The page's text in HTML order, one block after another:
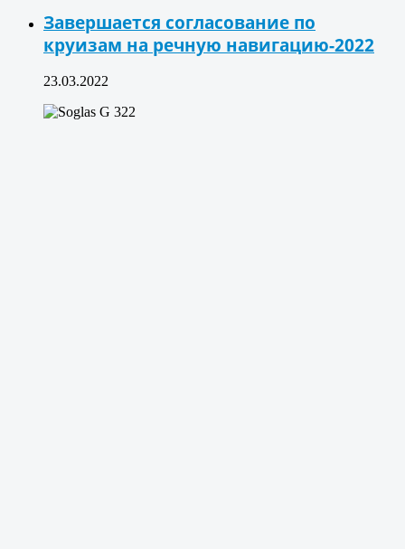
Завершается согласование по
круизам на речную навигацию-2022
23.03.2022